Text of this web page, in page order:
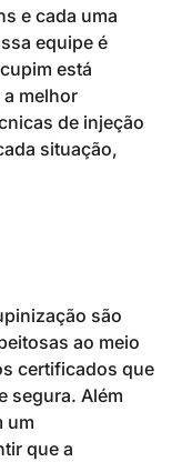
e cada uma
equipe é
está
melhor
de injeção
situação,
são
ao meio
certificados que
segura. Além
um
que a